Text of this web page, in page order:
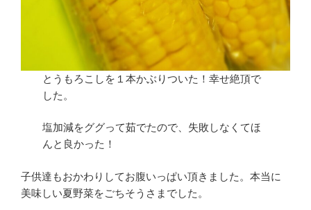
とうもろこしを１本かぶりついた！幸せ絶頂で
した。
塩加減をググって茹でたので、失敗しなくてほ
んと良かった！
子供達もおかわりしてお腹いっぱい頂きました。本当に
美味しい夏野菜をごちそうさまでした。